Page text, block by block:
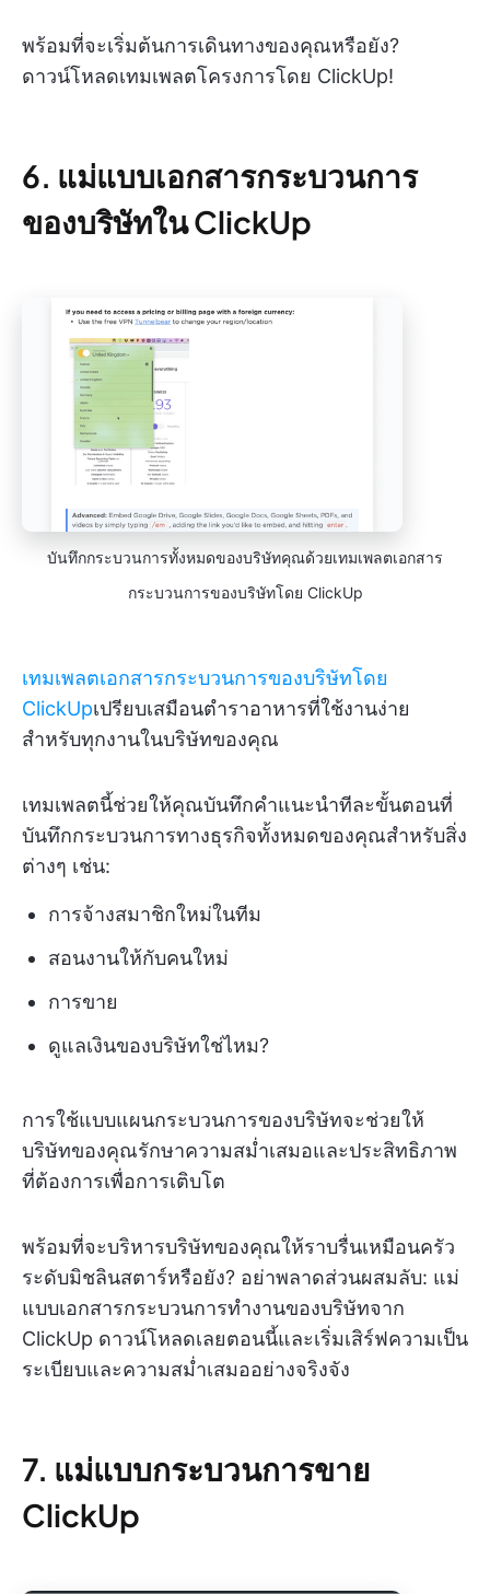
พร้อมที่จะเริ่มต้นการเดินทางของคุณหรือยัง?
ดาวน์โหลดเทมเพลตโครงการโดย ClickUp!
6. แม่แบบเอกสารกระบวนการ
ของบริษัทใน ClickUp
บันทึกกระบวนการทั้งหมดของบริษัทคุณด้วยเทมเพลตเอกสาร
กระบวนการของบริษัทโดย ClickUp
เทมเพลตเอกสารกระบวนการของบริษัทโดย
ClickUpเปรียบเสมือนตำราอาหารที่ใช้งานง่าย
สำหรับทุกงานในบริษัทของคุณ
เทมเพลตนี้ช่วยให้คุณบันทึกคำแนะนำทีละขั้นตอนที่
บันทึกกระบวนการทางธุรกิจทั้งหมดของคุณสำหรับสิ่ง
ต่างๆ เช่น:
การจ้างสมาชิกใหม่ในทีม
สอนงานให้กับคนใหม่
การขาย
ดูแลเงินของบริษัทใช่ไหม?
การใช้แบบแผนกระบวนการของบริษัทจะช่วยให้
บริษัทของคุณรักษาความสม่ำเสมอและประสิทธิภาพ
ที่ต้องการเพื่อการเติบโต
พร้อมที่จะบริหารบริษัทของคุณให้ราบรื่นเหมือนครัว
ระดับมิชลินสตาร์หรือยัง? อย่าพลาดส่วนผสมลับ: แม่
แบบเอกสารกระบวนการทำงานของบริษัทจาก
ClickUp ดาวน์โหลดเลยตอนนี้และเริ่มเสิร์ฟความเป็น
ระเบียบและความสม่ำเสมออย่างจริงจัง
7. แม่แบบกระบวนการขาย
ClickUp